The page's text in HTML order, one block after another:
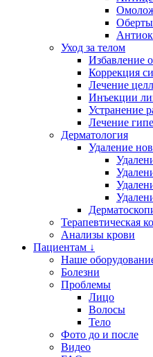
Уход за телом
Избавление
Коррекция
Лечение
Инъекции
Устранение
Лечение
Дерматология
Удаление
Терапевтическая
Анализы крови
Пациентам ↓
Наше
Болезни
Проблемы
Лицо
Волосы
Тело
Фото до и после
Видео